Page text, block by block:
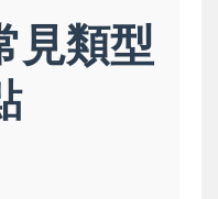
見類型